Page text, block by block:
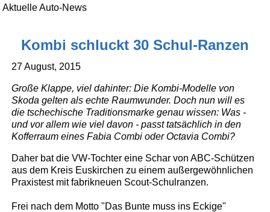
Aktuelle Auto-News
Kombi schluckt 30 Schul-Ranzen
27 August, 2015
Große Klappe, viel dahinter: Die Kombi-Modelle von
Skoda gelten als echte Raumwunder. Doch nun will es
die tschechische Traditionsmarke genau wissen: Was -
und vor allem wie viel davon - passt tatsächlich in den
Kofferraum eines Fabia Combi oder Octavia Combi?
Daher bat die VW-Tochter eine Schar von ABC-Schützen
aus dem Kreis Euskirchen zu einem außergewöhnlichen
Praxistest mit fabrikneuen Scout-Schulranzen.
Frei nach dem Motto "Das Bunte muss ins Eckige"